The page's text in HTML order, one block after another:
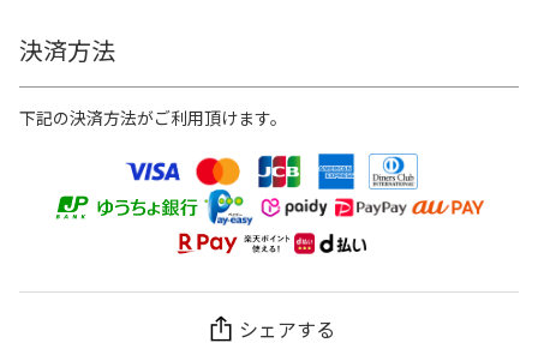
決済方法
下記の決済方法がご利用頂けます。
シェアする